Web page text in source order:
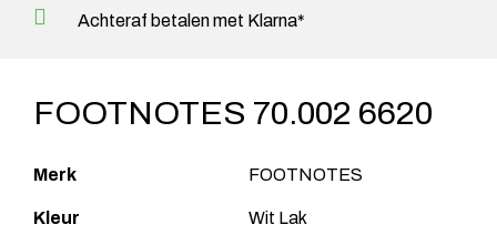
Achteraf betalen met Klarna*
FOOTNOTES 70.002 6620
Merk FOOTNOTES
Kleur Wit Lak